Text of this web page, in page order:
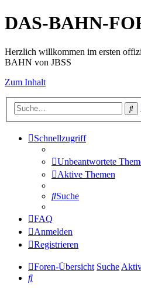
DAS-BAHN-
Herzlich willkommen im ersten
BAHN von JBSS
Zum Inhalt
Schnellzugriff
Unbeantwortete
Aktive Themen
Suche
FAQ
Anmelden
Registrieren
Foren-Übersicht Suche
Suche